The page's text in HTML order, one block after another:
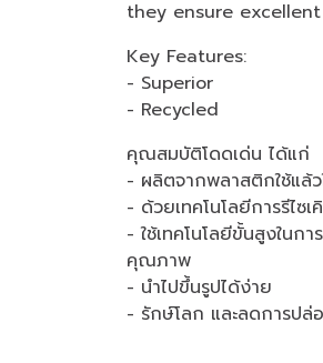
they ensure
Key Features:
- Superior
- Recycled
คุณสมบัติโดดเด่น ได้แก่
- ผลิตจากพลาสติกใช้แล้ว
- ด้วยเทคโนโลยีการรีไ
- ใช้เทคโนโลยีขั้นสูงในก
คุณภาพ
- นำไปขึ้นรูปได้ง่าย
- รักษ์โลก และลดการปล่